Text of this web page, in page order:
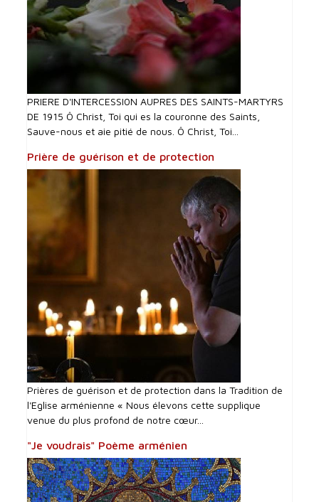
PRIERE D'INTERCESSI0N AUPRES DES SAINTS-MARTYRS
DE 1915 Ô Christ, Toi qui es la couronne des Saints,
Sauve-nous et aie pitié de nous. Ô Christ, Toi...
Prière de guérison et de protection
Prières de guérison et de protection dans la Tradition de
l'Eglise arménienne « Nous élevons cette supplique
venue du plus profond de notre cœur...
"Je voudrais" Poème arménien